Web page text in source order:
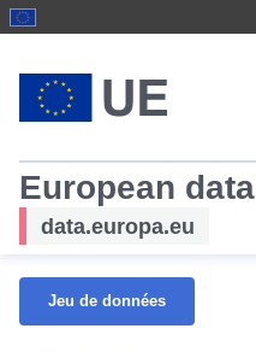
European data
data.europa.eu
Jeu de données